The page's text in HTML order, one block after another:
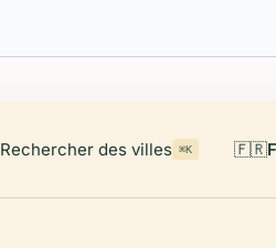
Rechercher des villes ⌘K 🇫🇷